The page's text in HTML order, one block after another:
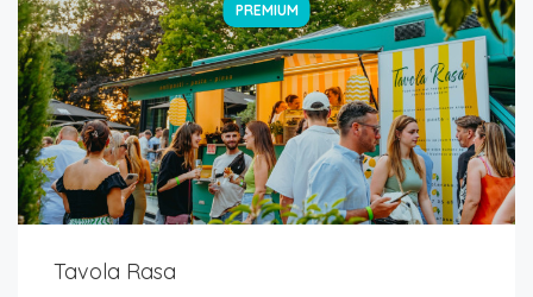
PREMIUM
Tavola Rasa